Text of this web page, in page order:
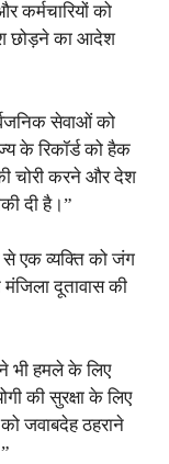
कर्मचारियों को
छोड़ने का आदेश
सेवाओं को
के रिकॉर्ड को हैक
चोरी करने और देश
दी है।”
से एक व्यक्ति को जंग
दूतावास की
भी हमले के लिए
की सुरक्षा के लिए
जवाबदेह ठहराने